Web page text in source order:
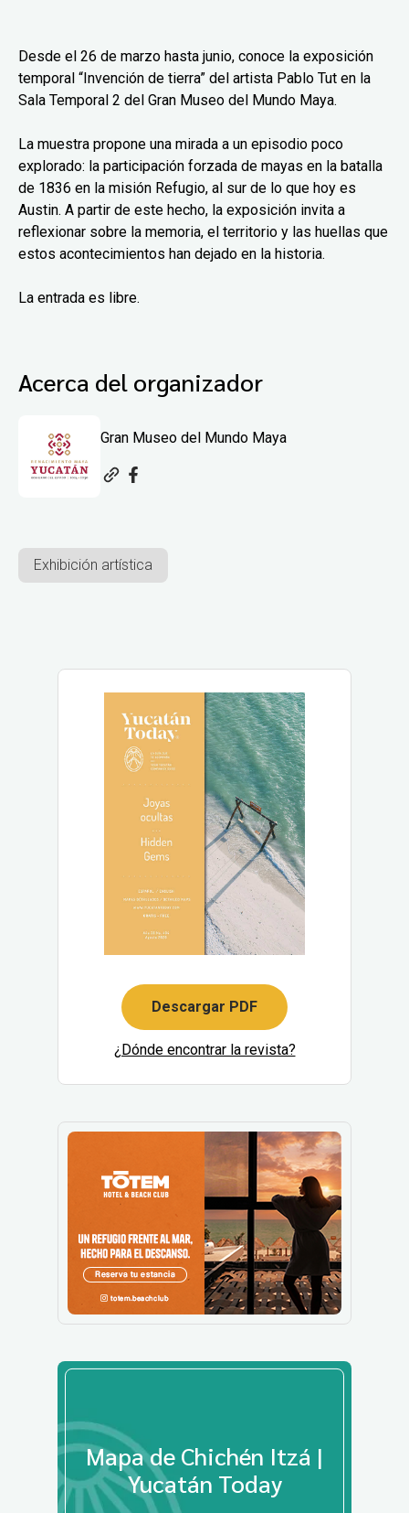
Desde el 26 de marzo hasta junio, conoce la exposición
temporal “Invención de tierra” del artista Pablo Tut en la
Sala Temporal 2 del Gran Museo del Mundo Maya.
La muestra propone una mirada a un episodio poco
explorado: la participación forzada de mayas en la batalla
de 1836 en la misión Refugio, al sur de lo que hoy es
Austin. A partir de este hecho, la exposición invita a
reflexionar sobre la memoria, el territorio y las huellas que
estos acontecimientos han dejado en la historia.
La entrada es libre.
Acerca del organizador
Gran Museo del Mundo Maya
Exhibición artística
Descargar PDF
¿Dónde encontrar la revista?
Mapa de Chichén Itzá |
Yucatán Today